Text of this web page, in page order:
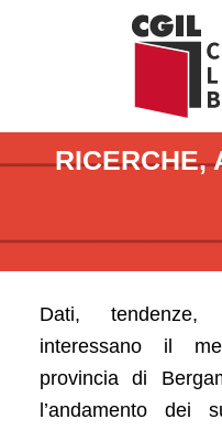
RICERCHE,
Dati,
interessano il
provincia di
l’andamento dei